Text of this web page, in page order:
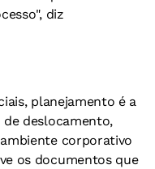
diz
planejamento é a
deslocamento,
corporativo
os documentos que